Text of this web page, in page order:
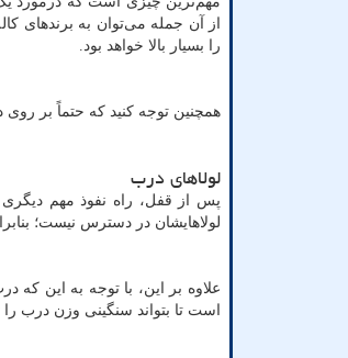
از آن جمله می‌توان به برندهای
را بسیار بالا خواهد بود.
همچنین توجه کنید که حتماً بر
لولاهای درب
پس از قفل، راه نفوذ مهم
لولاهایشان در دسترس نیست؛
علاوه بر این، با توجه به این
است تا بتواند سنگینی وزن درب